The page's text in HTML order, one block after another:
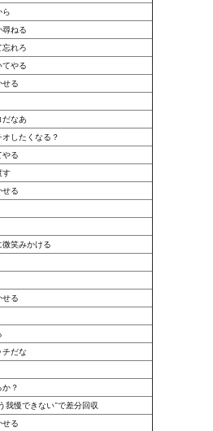
Remaster Fan Edition
Edition
Edition
Fan Edition
Tales Remaster Fan Edition
Remaster Fan Edition
Ships Remaster Fan Edition
Edition
ら
尋ねる
れろ
やる
せる
なあ
したくなる？
やる
す
せる
笑みかける
せる
だな
？
我慢できない”で差分回収
せる